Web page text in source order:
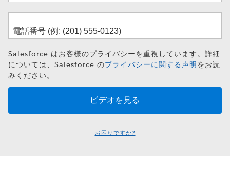
Salesforce はお客様のプライバシーを重視しています。詳細
については、Salesforce のプライバシーに関する声明をお読
みください。
お困りですか?